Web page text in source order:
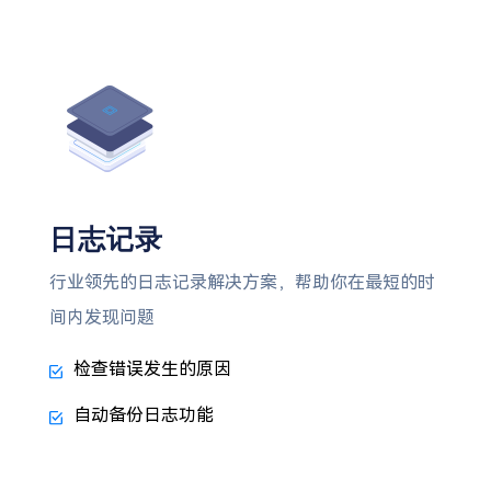
日志记录
行业领先的日志记录解决方案，帮助你在最短的时
间内发现问题
检查错误发生的原因
自动备份日志功能